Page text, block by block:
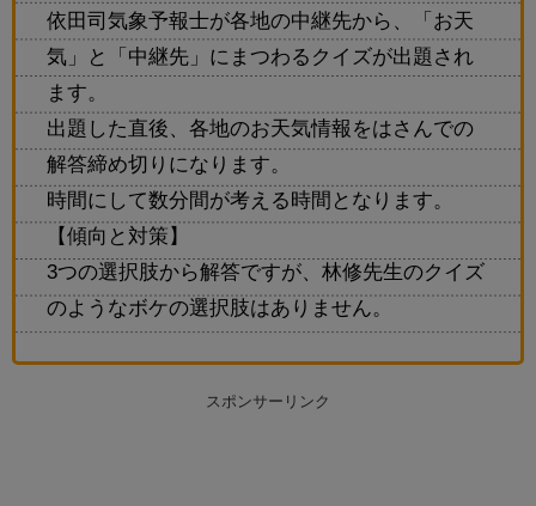
依田司気象予報士が各地の中継先から、「お天
気」と「中継先」にまつわるクイズが出題され
ます。
出題した直後、各地のお天気情報をはさんでの
解答締め切りになります。
時間にして数分間が考える時間となります。
【傾向と対策】
3つの選択肢から解答ですが、林修先生のクイズ
のようなボケの選択肢はありません。
スポンサーリンク